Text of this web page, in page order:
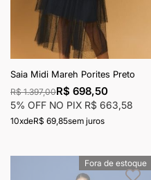
Saia Midi Mareh Porites Preto
R$ 1.397,00R$ 698,50
5% OFF NO PIX R$ 663,58
10xdeR$ 69,85sem juros
Fora de estoque